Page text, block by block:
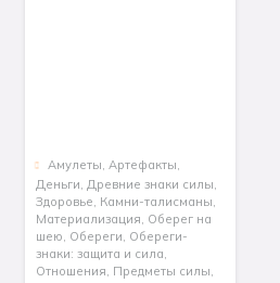
Aмулеты Артефакты
Деньги Древние знаки силы
Здоровье Камни-талисманы
Материализация Оберег на
шею Обереги Обереги-
знаки: защита и сила
Отношения Предметы силы